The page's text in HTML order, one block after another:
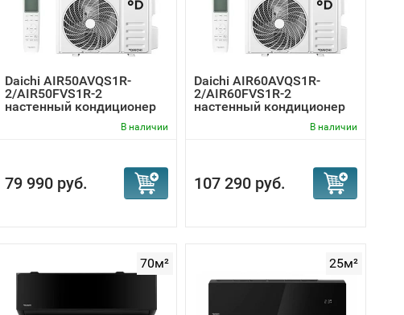
Daichi AIR50AVQS1R-
2/AIR50FVS1R-2
настенный кондиционер
В наличии
79 990 руб.
Daichi AIR60AVQS1R-
2/AIR60FVS1R-2
настенный кондиционер
В наличии
107 290 руб.
70м² 25м²